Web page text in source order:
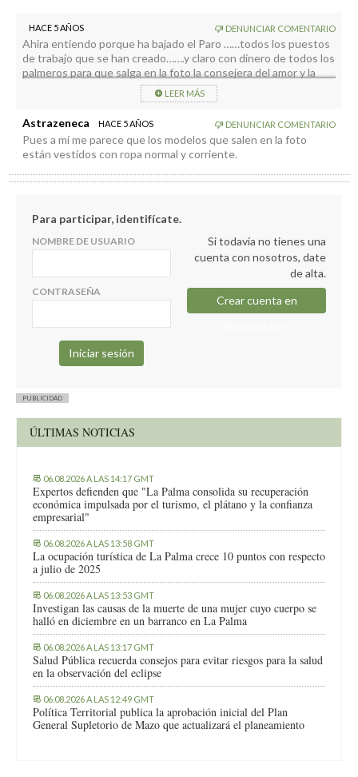
HACE 5 AÑOS DENUNCIAR COMENTARIO
Ahira entiendo porque ha bajado el Paro ……todos los puestos
de trabajo que se han creado…….y claro con dinero de todos los
palmeros para que salga en la foto la consejera del amor y la
LEER MÁS
Astrazeneca HACE 5 AÑOS DENUNCIAR COMENTARIO
Pues a mí me parece que los modelos que salen en la foto
están vestidos con ropa normal y corriente.
Para participar, identifícate.
NOMBRE DE USUARIO
CONTRASEÑA
Si todavía no tienes una
cuenta con nosotros, date
de alta.
Crear cuenta en
PUBLICIDAD
ÚLTIMAS NOTICIAS
06.08.2026 A LAS 14:17 GMT
Expertos defienden que "La Palma consolida su recuperación
económica impulsada por el turismo, el plátano y la confianza
empresarial"
06.08.2026 A LAS 13:58 GMT
La ocupación turística de La Palma crece 10 puntos con respecto
a julio de 2025
06.08.2026 A LAS 13:53 GMT
Investigan las causas de la muerte de una mujer cuyo cuerpo se
halló en diciembre en un barranco en La Palma
06.08.2026 A LAS 13:17 GMT
Salud Pública recuerda consejos para evitar riesgos para la salud
en la observación del eclipse
06.08.2026 A LAS 12:49 GMT
Política Territorial publica la aprobación inicial del Plan
General Supletorio de Mazo que actualizará el planeamiento